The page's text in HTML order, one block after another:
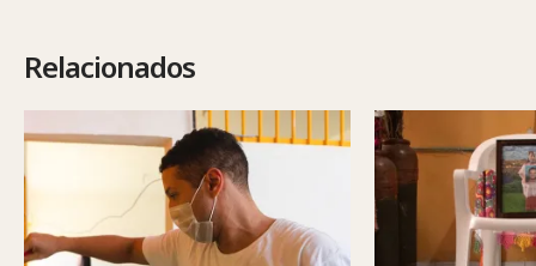
Relacionados